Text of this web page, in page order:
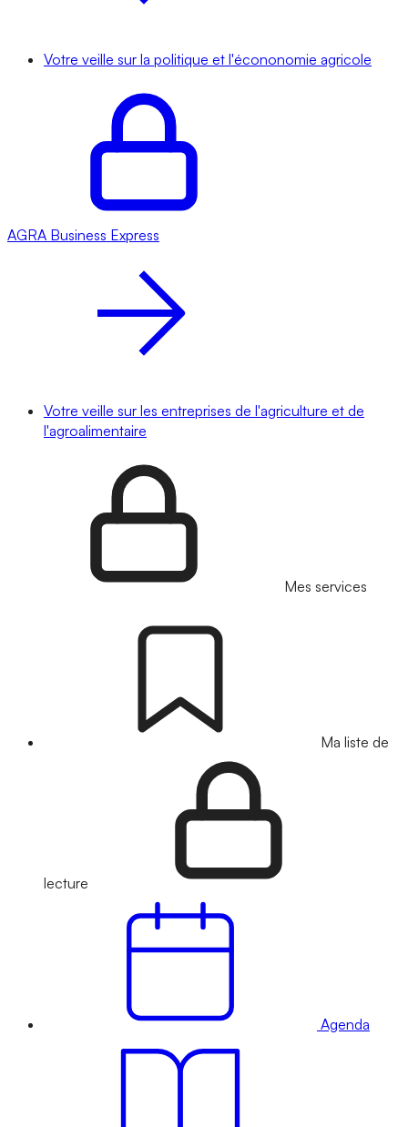
Votre veille sur la politique et l'écononomie agricole
AGRA Business Express
Votre veille sur les entreprises de l'agriculture et de
l'agroalimentaire
Mes services
Ma liste de
lecture
Agenda